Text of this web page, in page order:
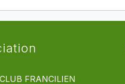
FRANCILIEN